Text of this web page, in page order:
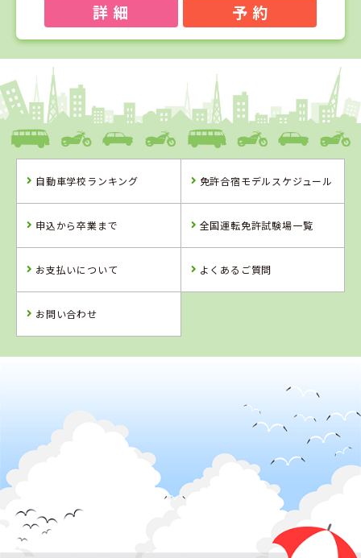
詳 細 予 約
1
千葉県
五井自動車教習所（旧千葉マリーナドライビ
ングスクール）
詳 細
所（旧千葉マリ
グスクール）
詳 細
予 約
自動車学校ランキング 免許合宿モデルスケジュール
申込から卒業まで 全国運転免許試験場一覧
お支払いについて よくあるご質問
お問い合わせ